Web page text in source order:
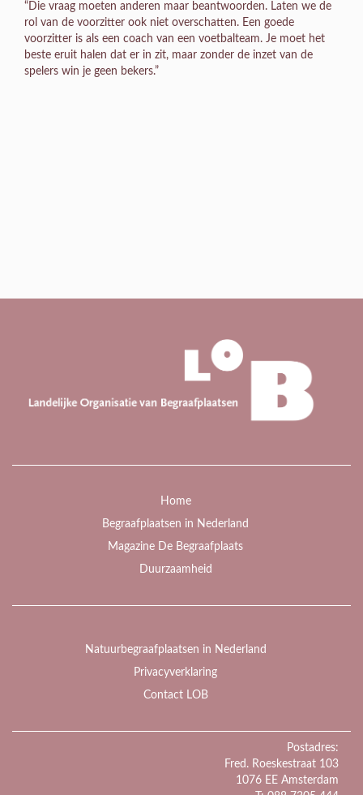
“Die vraag moeten anderen maar beantwoorden. Laten we de
rol van de voorzitter ook niet overschatten. Een goede
voorzitter is als een coach van een voetbalteam. Je moet het
beste eruit halen dat er in zit, maar zonder de inzet van de
spelers win je geen bekers.”
Home
Begraafplaatsen in Nederland
Magazine De Begraafplaats
Duurzaamheid
Natuurbegraafplaatsen in Nederland
Privacyverklaring
Contact LOB
Postadres:
Fred. Roeskestraat 103
1076 EE Amsterdam